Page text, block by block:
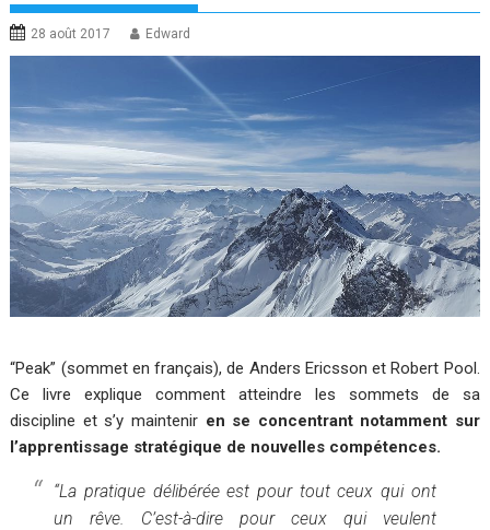
28 août 2017 Edward
“Peak” (sommet en français), de Anders Ericsson et Robert Pool.
Ce livre explique comment atteindre les sommets de sa
discipline et s’y maintenir en se concentrant notamment sur
l’apprentissage stratégique de nouvelles compétences.
“La pratique délibérée est pour tout ceux qui ont
un rêve. C’est-à-dire pour ceux qui veulent